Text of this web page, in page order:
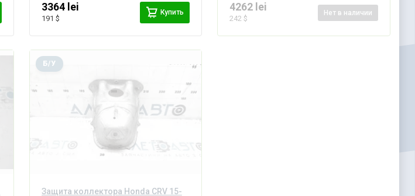
3364 lei
191 $
Купить 4262 lei
242 $
Нет в наличии
Защита коллектора Honda CRV 15-
Б/У